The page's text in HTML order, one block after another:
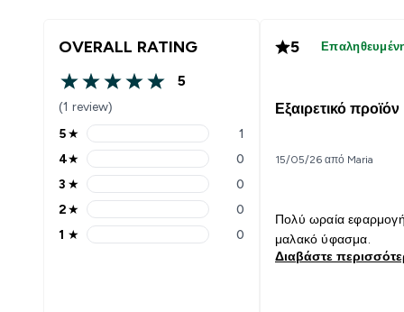
OVERALL RATING
5 out of 5 stars
5
(1 review)
5 stars rating 1 reviews
5★ 1
4 stars rating 0 reviews
4★ 0
3 stars rating 0 reviews
3 ★ 0
2 stars rating 0 reviews
2★ 0
1 stars rating 0 reviews
1 ★ 0
5
Εξαιρετικό προϊόν
15/05/26 από Maria
Πολύ ωραία
μαλακό ύφασμα.
Διαβάστε